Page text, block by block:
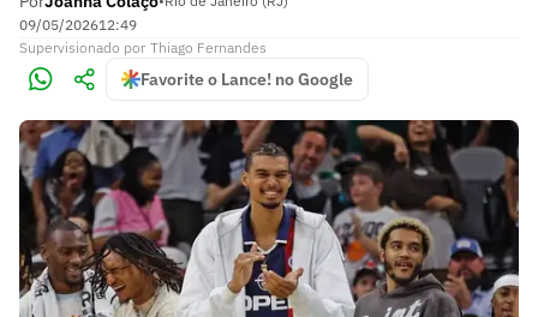
09/05/202612:49
Supervisionado por Thiago Fernandes
Favorite o Lance! no Google